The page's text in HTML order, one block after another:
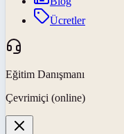
Ücretler
Eğitim Danışmanı
Çevrimiçi (online)